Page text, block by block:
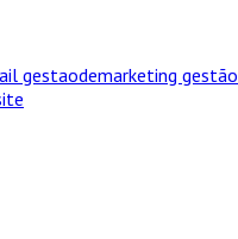
gestaodemarketing gestão